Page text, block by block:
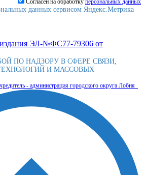
Согласен на обработку персональныx данных
данных сервисом Яндекс.Метрика
издания ЭЛ-№ФС77-79306 от
ПО НАДЗОРУ В СФЕРЕ СВЯЗИ,
И МАССОВЫХ
- администрация городского округа Лобня